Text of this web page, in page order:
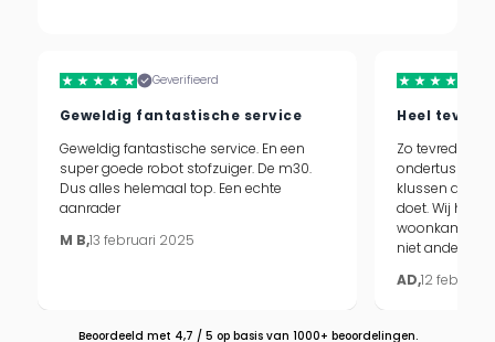
Geverifieerd
Geweldig fantastische service
Geweldig fantastische service. En een
super goede robot stofzuiger. De m30.
Dus alles helemaal top. Een echte
aanrader
M B,13 februari 2025
Heel
Zo tevreden
ondertussen
klussen doen
doet. Wij
woonkamer
niet anders
AD,12 februari
Beoordeeld met 4,7 / 5 op basis van 1000+ beoordelingen.